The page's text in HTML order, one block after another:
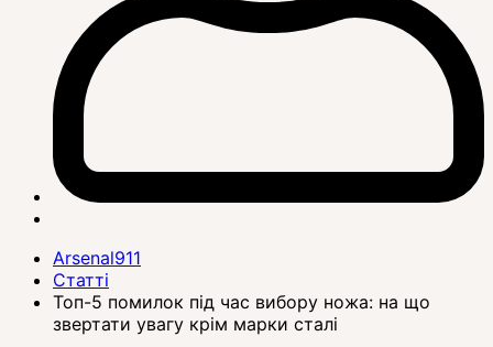
Arsenal911
Статті
Топ-5 помилок під час вибору ножа: на що
звертати увагу крім марки сталі